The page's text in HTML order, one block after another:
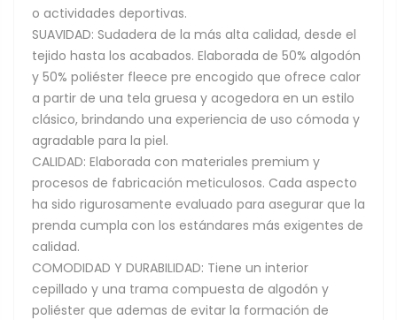
o actividades deportivas.
SUAVIDAD: Sudadera de la más alta calidad, desde el
tejido hasta los acabados. Elaborada de 50% algodón
y 50% poliéster fleece pre encogido que ofrece calor
a partir de una tela gruesa y acogedora en un estilo
clásico, brindando una experiencia de uso cómoda y
agradable para la piel.
CALIDAD: Elaborada con materiales premium y
procesos de fabricación meticulosos. Cada aspecto
ha sido rigurosamente evaluado para asegurar que la
prenda cumpla con los estándares más exigentes de
calidad.
COMODIDAD Y DURABILIDAD: Tiene un interior
cepillado y una trama compuesta de algodón y
poliéster que ademas de evitar la formación de